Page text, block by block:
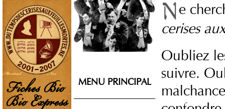
MENU PRINCIPAL
e
cerises
Oubliez
suivre.